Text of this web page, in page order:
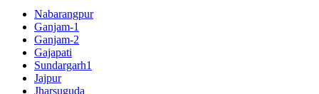
Nabarangpur
Ganjam-1
Ganjam-2
Gajapati
Sundargarh1
Jajpur
Jharsuguda